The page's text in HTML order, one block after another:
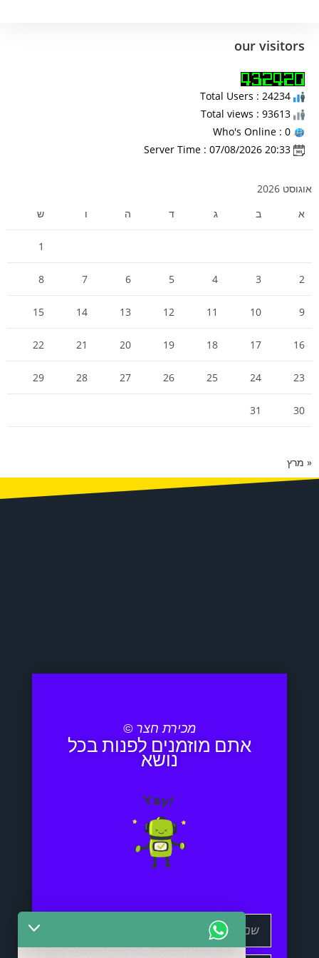
our visitors
אוגוסט 2026
א
ב ג ד ה ו ש
1
2
3
4
5
6
7
8
9
10
11
12
13
14
15
16
17
18
19
20
21
22
23
24
25
26
27
28
29
30
31
« מרץ
מכירת חצר ©
אתם מוזמנים לפנות בכל
נושא